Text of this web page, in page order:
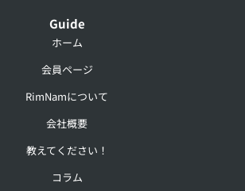
Guide
ホーム
会員ページ
RimNamについて
会社概要
教えてください！
コラム